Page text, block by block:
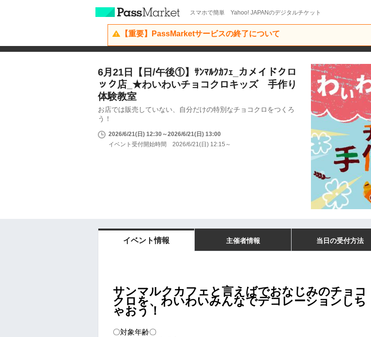
スマホで簡単 Yahoo! JAPANのデジタルチケット
【重要】PassMarketサービスの終了について
6月21日【日/午後①】ｻﾝﾏﾙｸｶﾌｪ_カメイドクロ
ック店_★わいわいチョコクロキッズ 手作り
体験教室
お店では販売していない、自分だけの特別なチョコクロをつくろ
う！
2026/6/21(日) 12:30～2026/6/21(日) 13:00
イベント受付開始時間 2026/6/21(日) 12:15～
イベント情報 主催者情報 当日の受付方法
サンマルクカフェと言えばでおなじみのチョコ
クロを、わいわいみんなでデコレーションしち
ゃおう！
〇対象年齢〇